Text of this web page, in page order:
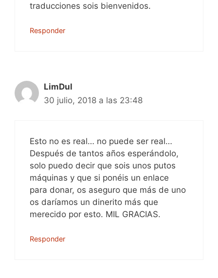
traducciones sois bienvenidos.
Responder
LimDul
30 julio, 2018 a las 23:48
Esto no es real… no puede ser real…
Después de tantos años esperándolo,
solo puedo decir que sois unos putos
máquinas y que si ponéis un enlace
para donar, os aseguro que más de uno
os daríamos un dinerito más que
merecido por esto. MIL GRACIAS.
Responder